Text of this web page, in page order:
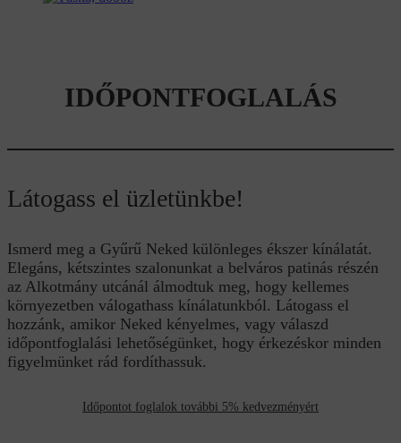
IDŐPONTFOGLALÁS
Látogass el üzletünkbe!
Ismerd meg a Gyűrű Neked különleges ékszer kínálatát.
Elegáns, kétszintes szalonunkat a belváros patinás részén
az Alkotmány utcánál álmodtuk meg, hogy kellemes
környezetben válogathass kínálatunkból. Látogass el
hozzánk, amikor Neked kényelmes, vagy válaszd
időpontfoglalási lehetőségünket, hogy érkezéskor minden
figyelmünket rád fordíthassuk.
Időpontot foglalok további 5% kedvezményért